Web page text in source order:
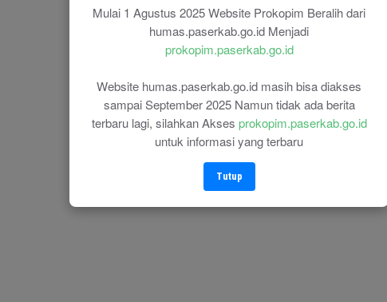
Mulai 1 Agustus 2025 Website Prokopim Beralih dari
humas.paserkab.go.id Menjadi
prokopim.paserkab.go.id
Website humas.paserkab.go.id masih bisa diakses
sampai September 2025 Namun tidak ada berita
terbaru lagi, silahkan Akses prokopim.paserkab.go.id
untuk informasi yang terbaru
Tutup